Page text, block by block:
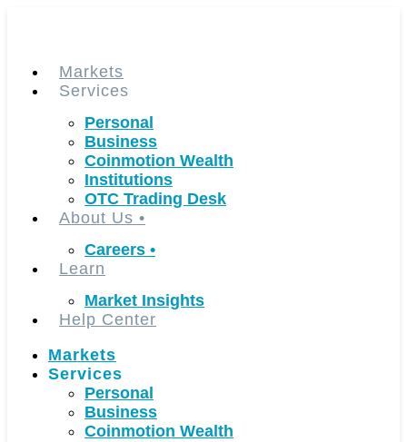
Markets
Services
Personal
Business
Coinmotion Wealth
Institutions
OTC Trading Desk
About Us •
Careers •
Learn
Market Insights
Help Center
Markets
Services
Personal
Business
Coinmotion Wealth